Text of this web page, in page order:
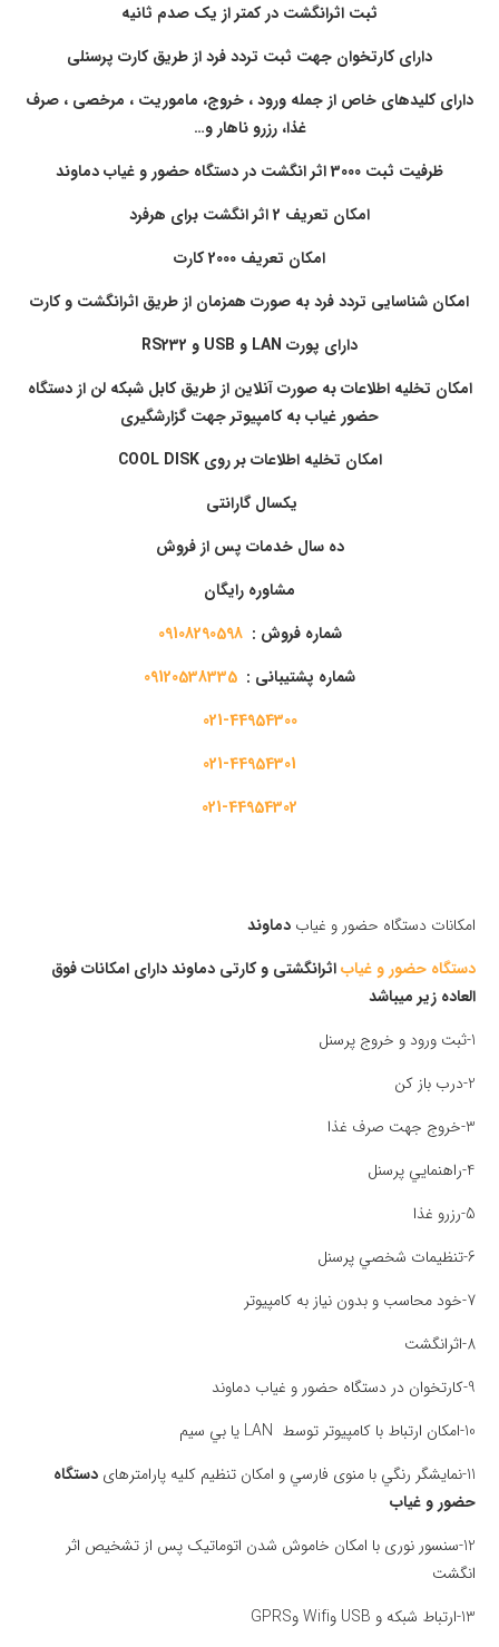
ثبت اثرانگشت در کمتر از یک صدم ثانیه
دارای کارتخوان جهت ثبت تردد فرد از طریق کارت پرسنلی
دارای کلیدهای خاص از جمله ورود ، خروج، ماموریت ، مرخصی ، صرف
غذا، رزرو ناهار و…
ظرفیت ثبت 3000 اثر انگشت در دستگاه حضور و غیاب دماوند
امکان تعریف 2 اثر انگشت برای هرفرد
امکان تعریف 2000 کارت
امکان شناسایی تردد فرد به صورت همزمان از طریق اثرانگشت و کارت
دارای پورت LAN
و USB
و RS232
امکان تخلیه اطلاعات به صورت آنلاین از طریق کابل شبکه لن از دستگاه
حضور غیاب به کامپیوتر جهت گزارشگیری
امکان تخلیه اطلاعات بر روی COOL DISK
یکسال گارانتی
ده سال خدمات پس از فروش
مشاوره رایگان
شماره فروش : 09108290598
شماره پشتیبانی :
021-44954300
021-44954301
021-44954302
امکانات دستگاه حضور و غیاب دماوند
دستگاه حضور و غیاباثرانگشتی و کارتی دماوند دارای امکانات فوق
العاده زیر میباشد
1-ثبت ورود و خروج پرسنل
2-درب باز کن
3-خروج جهت صرف غذا
4-راهنمايي پرسنل
5-رزرو غذا
6-تنظيمات شخصي پرسنل
7-خود محاسب و بدون نياز به کامپيوتر
8-اثرانگشت
9-کارتخوان در دستگاه حضور و غیاب دماوند
10-امکان ارتباط با کامپيوتر توسط LAN يا بي سيم
11-نمايشگر رنگي با منوی فارسي و امکان تنظيم کليه پارامترهای
دستگاه
حضور و غیاب
12-سنسور نوری با امکان خاموش شدن اتوماتيک پس از تشخيص اثر
انگشت
13-ارتباط شبکه و USB وWifi وGPRS